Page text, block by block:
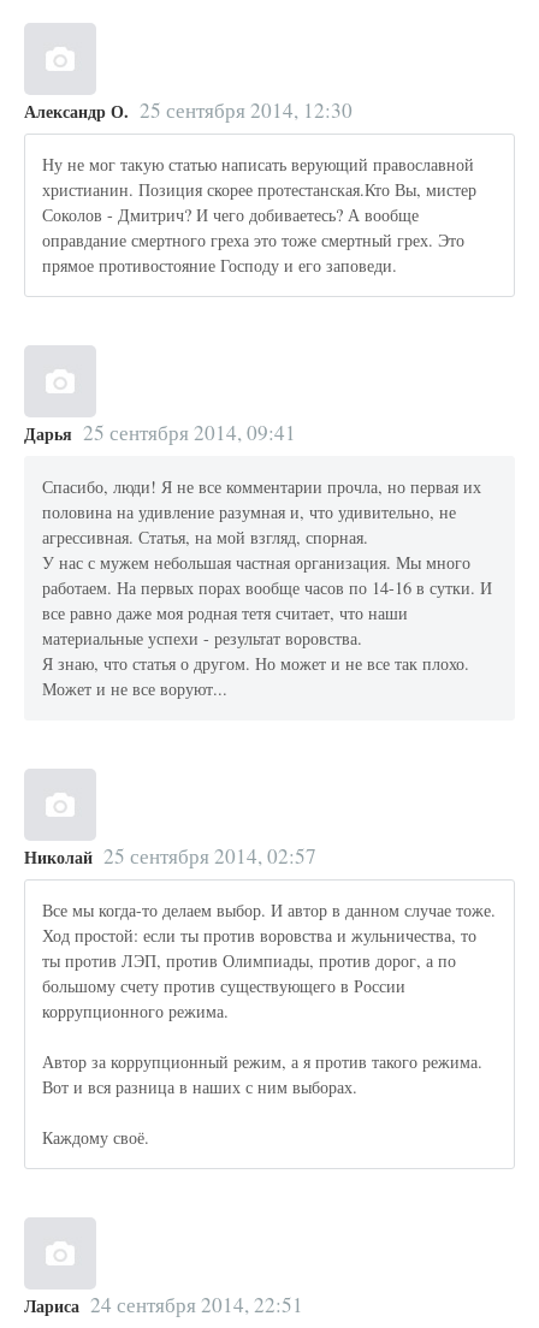
Александр О. 25 сентября 2014, 12:30
Ну не мог такую статью написать верующий православной
христианин. Позиция скорее протестанская.Кто Вы, мистер
Соколов - Дмитрич? И чего добиваетесь? А вообще
оправдание смертного греха это тоже смертный грех. Это
прямое противостояние Господу и его заповеди.
Дарья 25 сентября 2014, 09:41
Спасибо, люди! Я не все комментарии прочла, но первая их
половина на удивление разумная и, что удивительно, не
агрессивная. Статья, на мой взгляд, спорная.
У нас с мужем небольшая частная организация. Мы много
работаем. На первых порах вообще часов по 14-16 в сутки. И
все равно даже моя родная тетя считает, что наши
материальные успехи - результат воровства.
Я знаю, что статья о другом. Но может и не все так плохо.
Может и не все воруют...
Николай 25 сентября 2014, 02:57
Все мы когда-то делаем выбор. И автор в данном случае тоже.
Ход простой: если ты против воровства и жульничества, то
ты против ЛЭП, против Олимпиады, против дорог, а по
большому счету против существующего в России
коррупционного режима.
Автор за коррупционный режим, а я против такого режима.
Вот и вся разница в наших с ним выборах.
Каждому своё.
Лариса 24 сентября 2014, 22:51